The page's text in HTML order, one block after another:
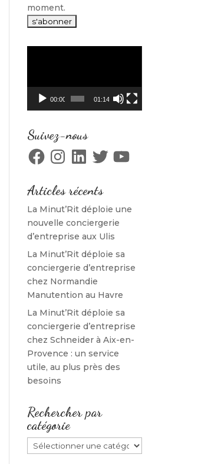
moment.
00:00 01:14
Suivez-nous
FacebookInstagramLinkedInTwitterYouTube
Articles récents
La Minut’Rit déploie une
nouvelle conciergerie
d’entreprise aux Ulis
La Minut’Rit déploie sa
conciergerie d’entreprise
chez Normandie
Manutention au Havre
La Minut’Rit déploie sa
conciergerie d’entreprise
chez Schneider à Aix-en-
Provence : un service
utile, au plus près des
besoins
Rechercher par
catégorie
Rechercher
par